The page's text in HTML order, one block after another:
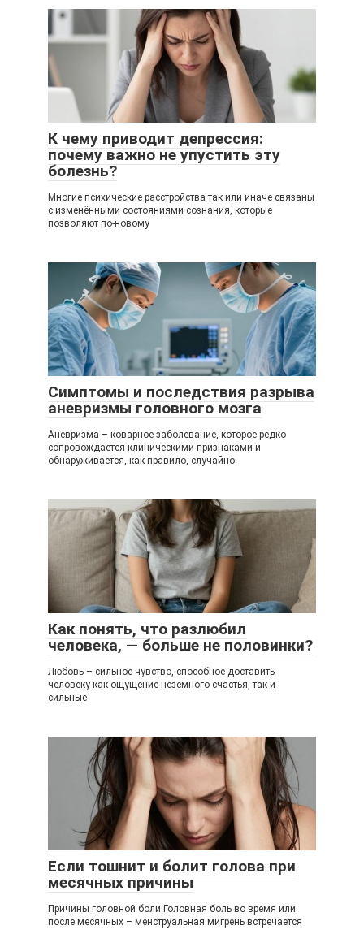
К чему приводит депрессия:
почему важно не упустить эту
болезнь?
Многие психические расстройства так или иначе связаны
с изменёнными состояниями сознания, которые
позволяют по-новому
Симптомы и последствия разрыва
аневризмы головного мозга
Аневризма – коварное заболевание, которое редко
сопровождается клиническими признаками и
обнаруживается, как правило, случайно.
Как понять, что разлюбил
человека, — больше не половинки?
Любовь – сильное чувство, способное доставить
человеку как ощущение неземного счастья, так и
сильные
Если тошнит и болит голова при
месячных причины
Причины головной боли Головная боль во время или
после месячных – менструальная мигрень встречается